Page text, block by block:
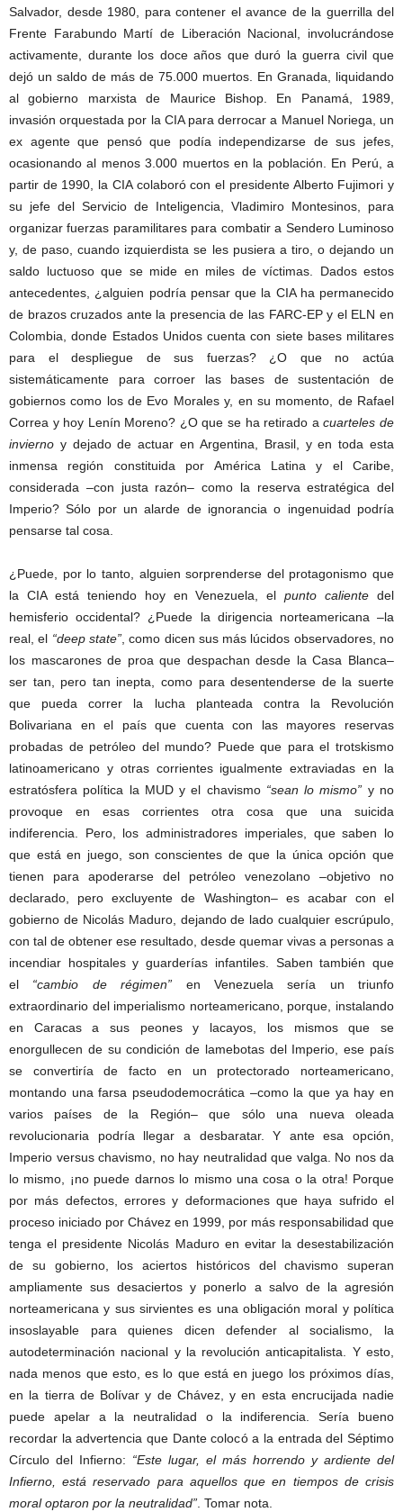
Salvador, desde 1980, para contener el avance de la guerrilla del
Frente Farabundo Martí de Liberación Nacional, involucrándose
activamente, durante los doce años que duró la guerra civil que
dejó un saldo de más de 75.000 muertos. En Granada, liquidando
al gobierno marxista de Maurice Bishop. En Panamá, 1989,
invasión orquestada por la CIA para derrocar a Manuel Noriega, un
ex agente que pensó que podía independizarse de sus jefes,
ocasionando al menos 3.000 muertos en la población. En Perú, a
partir de 1990, la CIA colaboró con el presidente Alberto Fujimori y
su jefe del Servicio de Inteligencia, Vladimiro Montesinos, para
organizar fuerzas paramilitares para combatir a Sendero Luminoso
y, de paso, cuando izquierdista se les pusiera a tiro, o dejando un
saldo luctuoso que se mide en miles de víctimas. Dados estos
antecedentes, ¿alguien podría pensar que la CIA ha permanecido
de brazos cruzados ante la presencia de las FARC-EP y el ELN en
Colombia, donde Estados Unidos cuenta con siete bases militares
para el despliegue de sus fuerzas? ¿O que no actúa
sistemáticamente para corroer las bases de sustentación de
gobiernos como los de Evo Morales y, en su momento, de Rafael
Correa y hoy Lenín Moreno? ¿O que se ha retirado acuarteles de
invierno y dejado de actuar en Argentina, Brasil, y en toda esta
inmensa región constituida por América Latina y el Caribe,
considerada –con justa razón– como la reserva estratégica del
Imperio? Sólo por un alarde de ignorancia o ingenuidad podría
pensarse tal cosa.
¿Puede, por lo tanto, alguien sorprenderse del protagonismo que
la CIA está teniendo hoy en Venezuela, elpunto caliente del
hemisferio occidental? ¿Puede la dirigencia norteamericana –la
real, el “deep state”, como dicen sus más lúcidos observadores, no
los mascarones de proa que despachan desde la Casa Blanca–
ser tan, pero tan inepta, como para desentenderse de la suerte
que pueda correr la lucha planteada contra la Revolución
Bolivariana en el país que cuenta con las mayores reservas
probadas de petróleo del mundo? Puede que para el trotskismo
latinoamericano y otras corrientes igualmente extraviadas en la
estratósfera política la MUD y el chavismo “sean lo mismo” y no
provoque en esas corrientes otra cosa que una suicida
indiferencia. Pero, los administradores imperiales, que saben lo
que está en juego, son conscientes de que la única opción que
tienen para apoderarse del petróleo venezolano –objetivo no
declarado, pero excluyente de Washington– es acabar con el
gobierno de Nicolás Maduro, dejando de lado cualquier escrúpulo,
con tal de obtener ese resultado, desde quemar vivas a personas a
incendiar hospitales y guarderías infantiles. Saben también que
el “cambio de régimen” en Venezuela sería un triunfo
extraordinario del imperialismo norteamericano, porque, instalando
en Caracas a sus peones y lacayos, los mismos que se
enorgullecen de su condición de lamebotas del Imperio, ese país
se convertiría de facto en un protectorado norteamericano,
montando una farsa pseudodemocrática –como la que ya hay en
varios países de la Región– que sólo una nueva oleada
revolucionaria podría llegar a desbaratar. Y ante esa opción,
Imperio versus chavismo, no hay neutralidad que valga. No nos da
lo mismo, ¡no puede darnos lo mismo una cosa o la otra! Porque
por más defectos, errores y deformaciones que haya sufrido el
proceso iniciado por Chávez en 1999, por más responsabilidad que
tenga el presidente Nicolás Maduro en evitar la desestabilización
de su gobierno, los aciertos históricos del chavismo superan
ampliamente sus desaciertos y ponerlo a salvo de la agresión
norteamericana y sus sirvientes es una obligación moral y política
insoslayable para quienes dicen defender al socialismo, la
autodeterminación nacional y la revolución anticapitalista. Y esto,
nada menos que esto, es lo que está en juego los próximos días,
en la tierra de Bolívar y de Chávez, y en esta encrucijada nadie
puede apelar a la neutralidad o la indiferencia. Sería bueno
recordar la advertencia que Dante colocó a la entrada del Séptimo
Círculo del Infierno: “Este lugar, el más horrendo y ardiente del
Infierno, está reservado para aquellos que en tiempos de crisis
moral optaron por la neutralidad” . Tomar nota.